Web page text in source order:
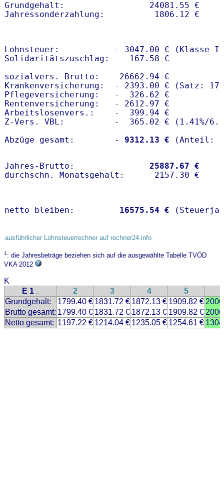
Grundgehalt:                 24081.55 €
Lohnsteuer:           - 3047.00 € (Klasse I)
Solidaritätszuschlag: -  167.58 €
sozialvers. Brutto:    26662.94 €
Krankenversicherung:  - 2393.00 € (Satz:
Pflegeversicherung:   -  326.62 €
Rentenversicherung:   - 2612.97 €
Arbeitslosenvers.:    -  399.94 €
Z-Vers. VBL:          -  365.02 € ( 1.41%/
Abzüge gesamt:        -
9312.13 €
Jahres-Brutto: 25887.67 €
netto bleiben: 16575.54 €
ausführlicher Lohnsteuerrechner auf rechner24.info
1: die Jahresbeträge beziehen sich auf die ausgewählte Tabelle TVÖD
VKA 2012
K
E 1 .. 2 3 4 5
Grundgehalt:
1799.40 € 1831.72 € 1872.13 € 1909.82 €
Brutto gesamt: 1799.40 € 1831.72 € 1872.13 € 1909.82 €
Netto gesamt: 1197.22 € 1214.04 € 1235.05 € 1254.61 €